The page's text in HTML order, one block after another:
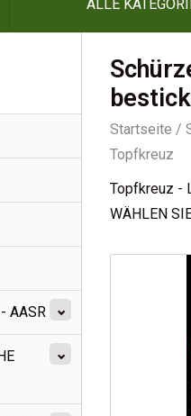
ALLE
AASR
Startseite /
Topfkreuz
Topfkreuz -
WÄHLEN